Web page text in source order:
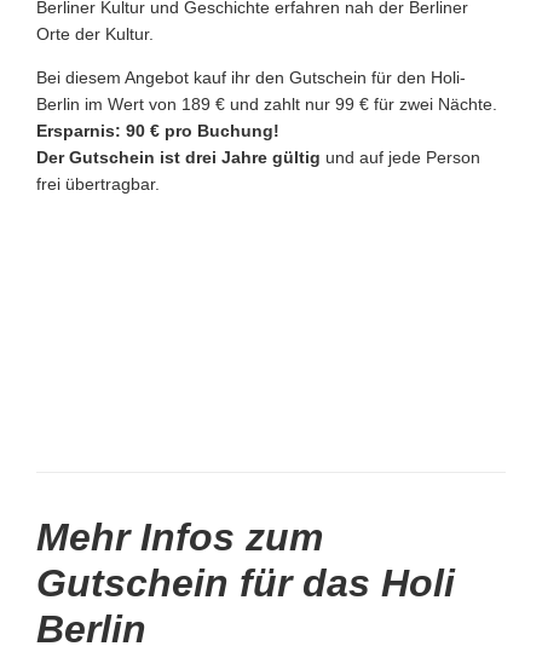
Berliner Kultur und Geschichte erfahren nah der Berliner
Orte der Kultur.
Bei diesem Angebot kauf ihr den Gutschein für den Holi-
Berlin im Wert von 189 € und zahlt nur 99 € für zwei Nächte.
Ersparnis: 90 € pro Buchung!
Der Gutschein ist drei Jahre gültig und auf jede Person
frei übertragbar.
Mehr Infos zum
Gutschein für das Holi
Berlin